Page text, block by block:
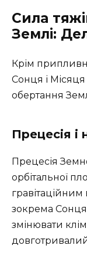
Сила
Землі:
Крім
Сонця і
обертання
Прецесія і
Прецесія
орбітальної
зокрема
змінювати